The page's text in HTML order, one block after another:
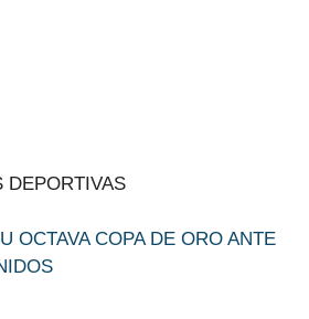
DEPORTIVAS
OCTAVA COPA DE ORO ANTE